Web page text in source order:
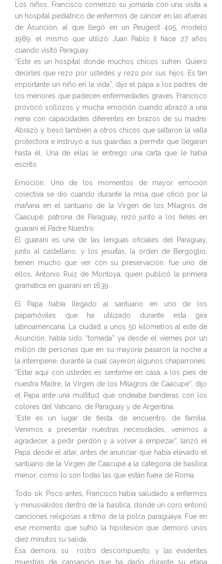
Los niños. Francisco comenzó su jornada con una visita a
un hospital pediátrico de enfermos de cáncer en las afueras
de Asunción, al que llegó en un Peugeot 405, modelo
1989, el mismo que utilizó Juan Pablo II hace 27 años
cuando visitó Paraguay.
“Este es un hospital donde muchos chicos sufren. Quiero
decirles que rezo por ustedes y rezo por sus hijos. Es tan
importante un niño en la vida”, dijo el papa a los padres de
los menores que padecen enfermedades graves. Francisco
provocó sollozos y mucha emoción cuando abrazó a una
nena con capacidades diferentes en brazos de su madre.
Abrazó y besó también a otros chicos que saltaron la valla
protectora e instruyó a sus guardias a permitir que llegaran
hasta él. Una de ellas le entregó una carta que le había
escrito.
Emoción. Uno de los momentos de mayor emoción
colectiva se dio cuando durante la misa que ofició por la
mañana en el santuario de la Virgen de los Milagros de
Caacupé, patrona de Paraguay, rezó junto a los fieles en
guaraní el Padre Nuestro.
El guaraní es una de las lenguas oficiales del Paraguay,
junto al castellano, y los jesuitas, la orden de Bergoglio,
tienen mucho que ver con su preservación: fue uno de
ellos, Antonio Ruiz de Montoya, quien publicó la primera
gramática en guaraní en 1639.
El Papa había llegado al santuario en uno de los
papamóviles que ha utilizado durante esta gira
latinoamericana. La ciudad, a unos 50 kilómetros al este de
Asunción, había sido “tomada” ya desde el viernes por un
millón de personas que en su mayoría pasaron la noche a
la intemperie, durante la cual cayeron algunos chaparrones.
“Estar aquí con ustedes es sentirme en casa, a los pies de
nuestra Madre, la Virgen de los Milagros de Caacupé”, dijo
el Papa ante una multitud que ondeaba banderas con los
colores del Vaticano, de Paraguay y de Argentina.
“Este es un lugar de fiesta, de encuentro, de familia.
Venimos a presentar nuestras necesidades, venimos a
agradecer, a pedir perdón y a volver a empezar”, lanzó el
Papa desde el altar, antes de anunciar que había elevado el
santuario de la Virgen de Caacupé a la categoría de basílica
menor, como lo son todas las que están fuera de Roma.
Todo ok. Poco antes, Francisco había saludado a enfermos
y minusválidos dentro de la basílica, donde un coro entonó
canciones religiosas a ritmo de la polca paraguaya. Fue en
ese momento que sufrió la hipotesión que demoró unos
diez minutos su salida.
Esa demora, su rostro descompuesto, y las evidentes
muestras de cansancio que ha dado durante su etapa